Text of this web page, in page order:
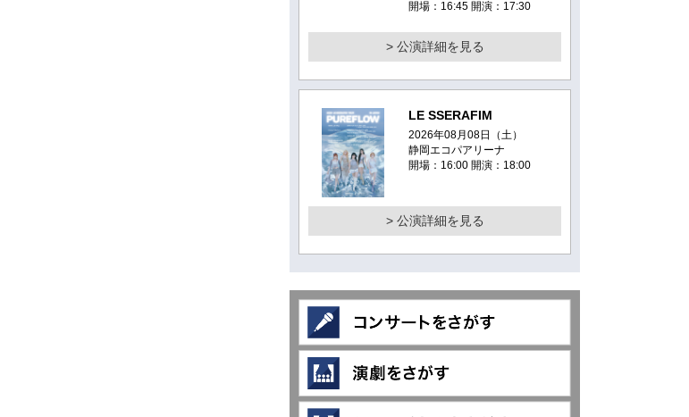
開場：16:45 開演：17:30
> 公演詳細を見る
LE SSERAFIM
2026年08月08日（土）
静岡エコパアリーナ
開場：16:00 開演：18:00
> 公演詳細を見る